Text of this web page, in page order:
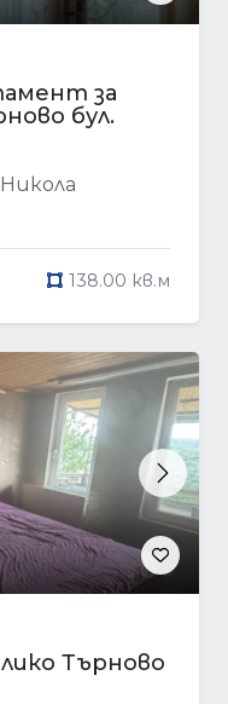
за
бул.
138.00 кв.м
Next
Търново